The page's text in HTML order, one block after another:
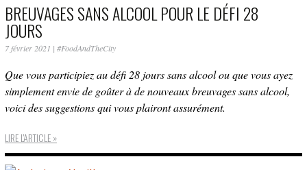
BREUVAGES SANS ALCOOL POUR LE DÉFI 28
JOURS
7 février 2021 | #FoodAndTheCity
Que vous participiez au défi 28 jours sans alcool ou que vous ayez
simplement envie de goûter à de nouveaux breuvages sans alcool,
voici des suggestions qui vous plairont assurément.
LIRE L'ARTICLE »